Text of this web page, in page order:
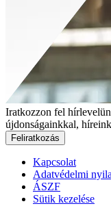
Iratkozzon fel
újdonságainkkal,
Feliratkozás
Kapcsolat
Adatvédelmi
ÁSZF
Sütik kezelése